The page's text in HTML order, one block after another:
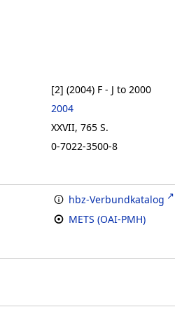
[2] (2004) F - J to 2000
2004
XXVII, 765 S.
0-7022-3500-8
hbz-Verbundkatalog
METS (OAI-PMH)